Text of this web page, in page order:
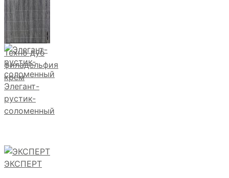
Техно дуб
филадельфия
крем
Элегант-
рустик-
соломенный
ЭКСПЕРТ